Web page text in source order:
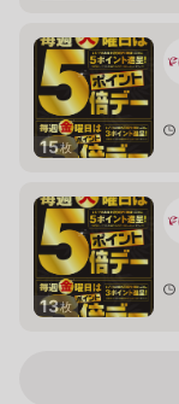
15枚
13枚